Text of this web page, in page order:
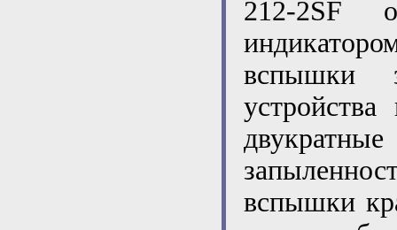
212-2SF
вспышки
вспышки